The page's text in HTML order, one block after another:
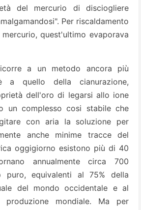
del mercurio di disciogliere
Per riscaldamento
quest'ultimo evaporava
a un metodo ancora più
a quello della cianurazione,
dell'oro di legarsi allo ione
un complesso cosi stabile che
con aria la soluzione per
anche minime tracce del
oggigiorno esistono più di 40
annualmente circa 700
puro, equivalenti al 75% della
del mondo occidentale e al
mondiale. Ma per